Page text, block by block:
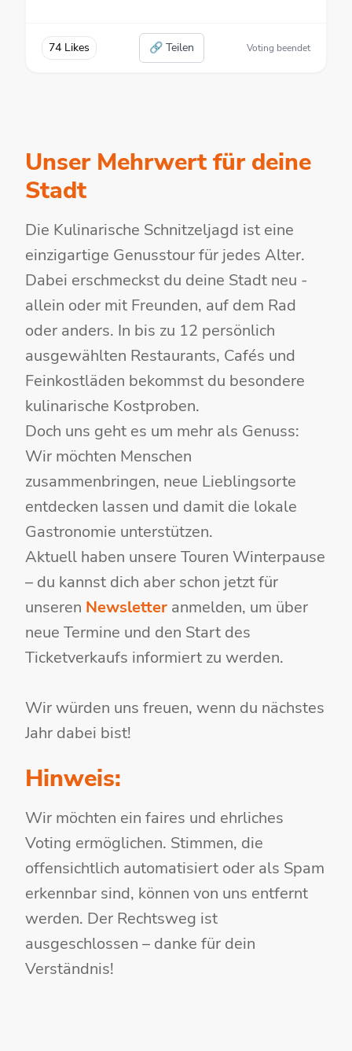
74 Likes 🔗 Teilen Voting beendet
Unser Mehrwert für deine
Stadt
Die Kulinarische Schnitzeljagd ist eine
einzigartige Genusstour für jedes Alter.
Dabei erschmeckst du deine Stadt neu -
allein oder mit Freunden, auf dem Rad
oder anders. In bis zu 12 persönlich
ausgewählten Restaurants, Cafés und
Feinkostläden bekommst du besondere
kulinarische Kostproben.
Doch uns geht es um mehr als Genuss:
Wir möchten Menschen
zusammenbringen, neue Lieblingsorte
entdecken lassen und damit die lokale
Gastronomie unterstützen.
Aktuell haben unsere Touren Winterpause
– du kannst dich aber schon jetzt für
unseren Newsletter anmelden, um über
neue Termine und den Start des
Ticketverkaufs informiert zu werden.
Wir würden uns freuen, wenn du nächstes
Jahr dabei bist!
Hinweis:
Wir möchten ein faires und ehrliches
Voting ermöglichen. Stimmen, die
offensichtlich automatisiert oder als Spam
erkennbar sind, können von uns entfernt
werden. Der Rechtsweg ist
ausgeschlossen – danke für dein
Verständnis!